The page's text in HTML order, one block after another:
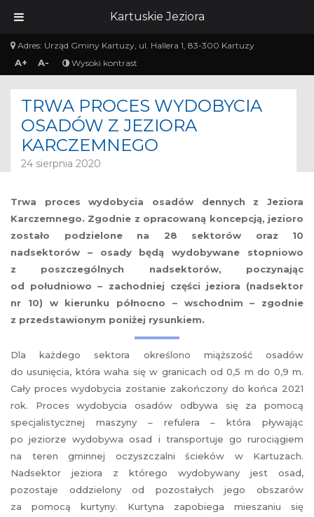
Adres: Urząd Gminy Kartuzy, ul. Hallera 1, 83-300 Kartuzy
A+ A- Wysoki kontrast
TRWA PROCES WYDOBYCIA
OSADÓW Z JEZIORA
KARCZEMNEGO
24 sierpnia 2020
Trwa proces wydobycia osadów dennych z Jeziora
Karczemnego. Zgodnie z opracowaną koncepcją, jezioro
zostało podzielone na 28 sektorów oraz 10
nadsektorów – osady będą wydobywane stopniowo
z poszczególnych nadsektorów, poczynając
od południowo – zachodniej części jeziora (nadsektor
nr 10) w kierunku północno – wschodnim – zgodnie
z przedstawionym poniżej rysunkiem.
Dla każdego sektora określono miąższość osadów
do usunięcia, która waha się w granicach od 0,5 m do 0,9 m.
Cały proces wydobycia zostanie zakończony do końca 2021
rok. Proces wydobycia osadów odbywa się za pomocą
specjalistycznej maszyny – refulera – która pływając
po jeziorze wydobywa osad i transportuje go rurociągiem
na teren gminnej oczyszczalni ścieków w Kartuzach.
Nadsektor jeziora z którego wydobywany jest osad,
pozostaje oddzielony od pozostałych jego obszarów
za pomocą kurtyny. Kurtyna zapobiega mieszaniu się
Kartuskie Jeziora